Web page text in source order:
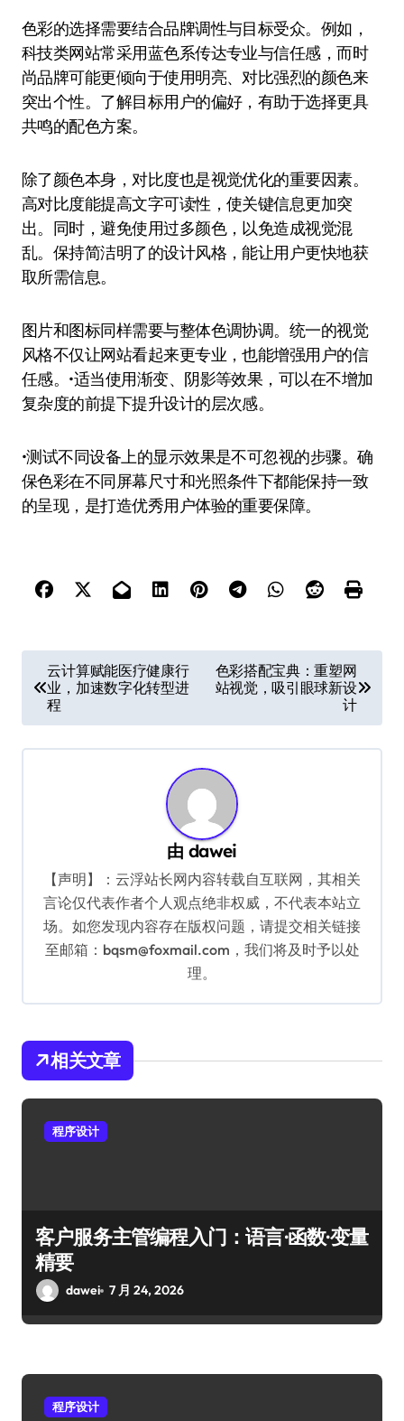
色彩的选择需要结合品牌调性与目标受众。例如，
科技类网站常采用蓝色系传达专业与信任感，而时
尚品牌可能更倾向于使用明亮、对比强烈的颜色来
突出个性。了解目标用户的偏好，有助于选择更具
共鸣的配色方案。
除了颜色本身，对比度也是视觉优化的重要因素。
高对比度能提高文字可读性，使关键信息更加突
出。同时，避免使用过多颜色，以免造成视觉混
乱。保持简洁明了的设计风格，能让用户更快地获
取所需信息。
图片和图标同样需要与整体色调协调。统一的视觉
风格不仅让网站看起来更专业，也能增强用户的信
任感。•适当使用渐变、阴影等效果，可以在不增加
复杂度的前提下提升设计的层次感。
•测试不同设备上的显示效果是不可忽视的步骤。确
保色彩在不同屏幕尺寸和光照条件下都能保持一致
的呈现，是打造优秀用户体验的重要保障。
章
导
航
云计算赋能医疗健康行
业，加速数字化转型进
程
色彩搭配宝典：重塑网
站视觉，吸引眼球新设
计
由dawei
【声明】：云浮站长网内容转载自互联网，其相关
言论仅代表作者个人观点绝非权威，不代表本站立
场。如您发现内容存在版权问题，请提交相关链接
至邮箱：bqsm@foxmail.com，我们将及时予以处
理。
相关文章
程序设计
客户服务主管编程入门：语言·函数·变量
精要
dawei 7 月 24, 2026
程序设计